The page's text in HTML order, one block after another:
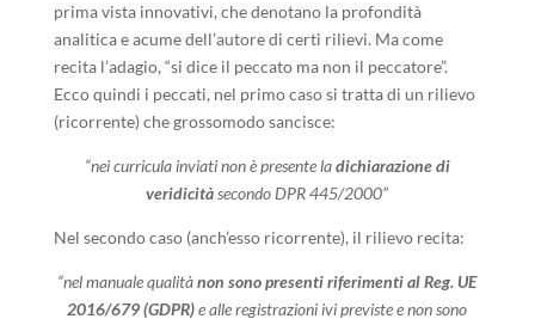
prima vista innovativi, che denotano la profondità
analitica e acume dell’autore di certi rilievi. Ma come
recita l’adagio, “si dice il peccato ma non il peccatore”.
Ecco quindi i peccati, nel primo caso si tratta di un rilievo
(ricorrente) che grossomodo sancisce:
“nei curricula inviati non è presente ladichiarazione di
veridicitàsecondo DPR 445/2000”
Nel secondo caso (anch’esso ricorrente), il rilievo recita:
“nel manuale qualitànon sono presenti riferimenti al Reg. UE
2016/679 (GDPR)e alle registrazioni ivi previste e non sono